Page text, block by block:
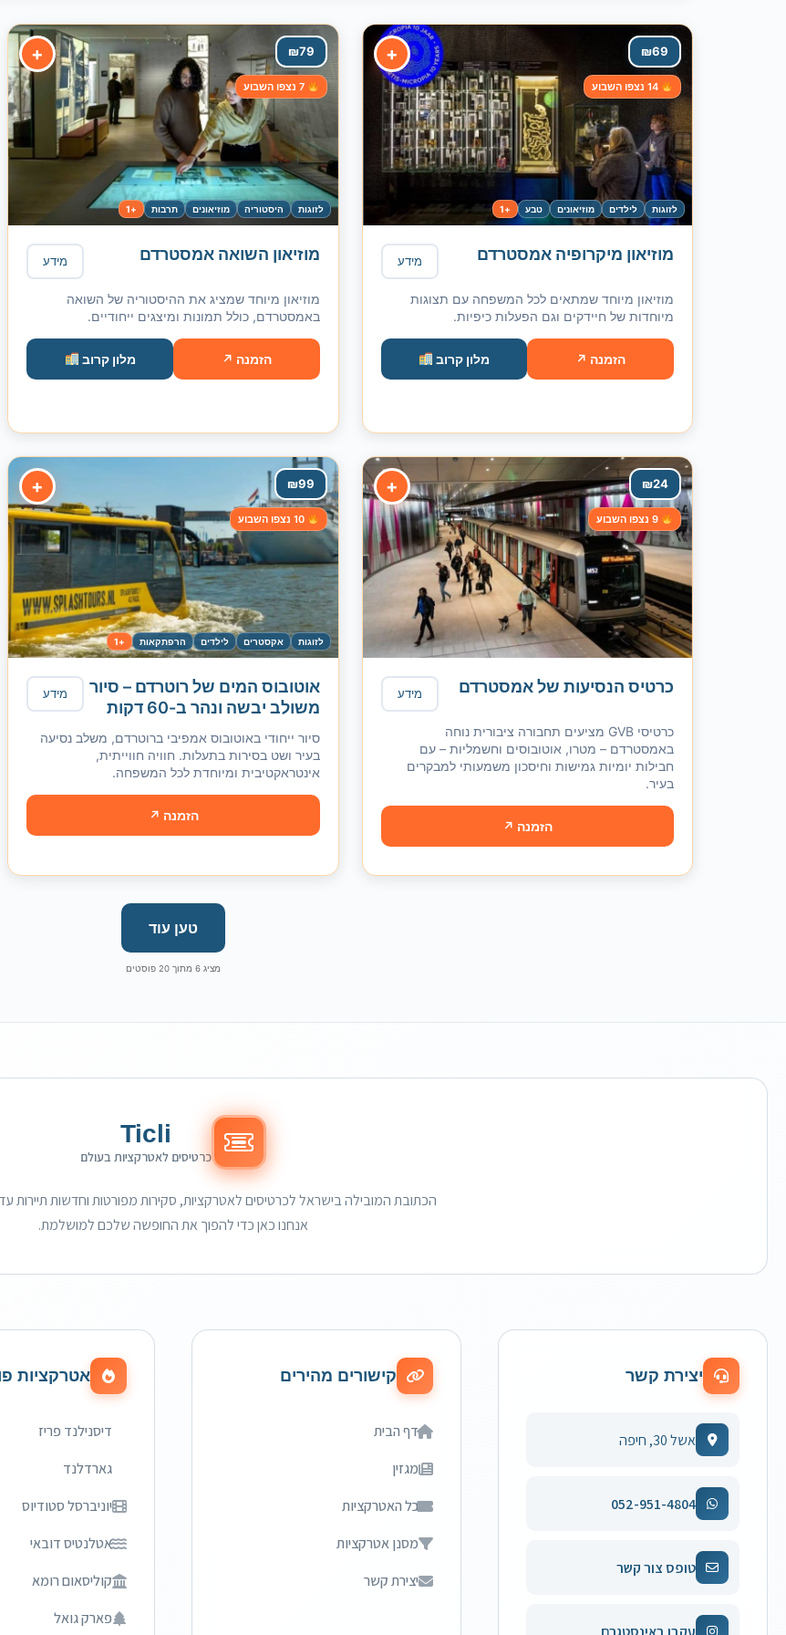
+ 69
₪
לזוגות לילדים מוזיאונים טבע +1
מוזיאון מיקרופיה אמסטרדם מידע
מוזיאון מיוחד שמתאים לכל המשפחה עם תצוגות
מיוחדות של חיידקים וגם הפעלות כיפיות.
הזמנה ↗ מלון קרוב
+ 79
₪
לזוגות היסטוריה מוזיאונים תרבות +1
מוזיאון השואה אמסטרדם מידע
מוזיאון מיוחד שמציג את ההיסטוריה של השואה
באמסטרדם, כולל תמונות ומיצגים ייחודיים.
הזמנה ↗ מלון קרוב
+ 24
₪
כרטיס הנסיעות של אמסטרדם מידע
כרטיסי GVB מציעים תחבורה ציבורית נוחה
באמסטרדם – מטרו, אוטובוסים וחשמליות – עם
חבילות יומיות גמישות וחיסכון משמעותי למבקרים
בעיר.
הזמנה ↗
+ 99
₪
לזוגות אקסטרים לילדים הרפתקאות +1
אוטובוס המים של רוטרדם – סיור
משולב יבשה ונהר ב-60 דקות
מידע
סיור ייחודי באוטובוס אמפיבי ברוטרדם, משלב נסיעה
בעיר ושט בסירות בתעלות. חוויה חווייתית,
אינטראקטיבית ומיוחדת לכל המשפחה.
הזמנה ↗
טען עוד
מציג 6 מתוך 20 פוסטים
Ticli
כרטיסים לאטרקציות בעולם
אנחנו כאן כדי להפוך את החופשה שלכם למושלמת.
יצירת קשר
אשל 30, חיפה
052-951-4804
טופס צור קשר
קישורים מהירים
דף הבית
מגזין
כל האטרקציות
מסנן אטרקציות
יצירת קשר
אטרקציות
דיסנילנד פריז
גארדלנד
יוניברסל סטודיוס
אטלנטיס דובאי
קוליסאום רומא
פארק גואל